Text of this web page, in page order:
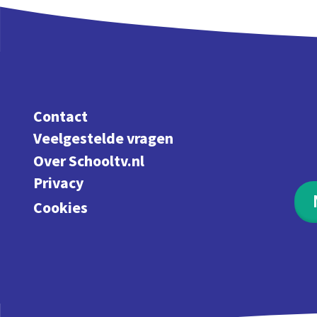
Contact
Veelgestelde vragen
Over Schooltv.nl
Privacy
Cookies